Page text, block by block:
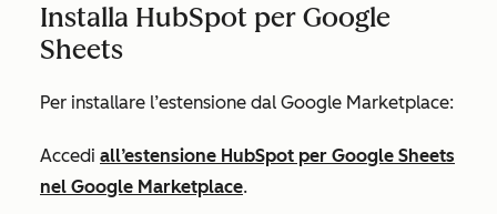
Installa HubSpot per Google
Sheets
Per installare l’estensione dal Google Marketplace:
Accedi all’estensione HubSpot per Google Sheets
nel Google Marketplace.